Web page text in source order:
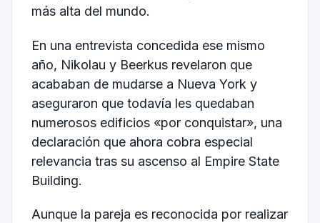
más alta del mundo.
En una entrevista concedida ese mismo
año, Nikolau y Beerkus revelaron que
acababan de mudarse a Nueva York y
aseguraron que todavía les quedaban
numerosos edificios «por conquistar», una
declaración que ahora cobra especial
relevancia tras su ascenso al Empire State
Building.
Aunque la pareja es reconocida por realizar